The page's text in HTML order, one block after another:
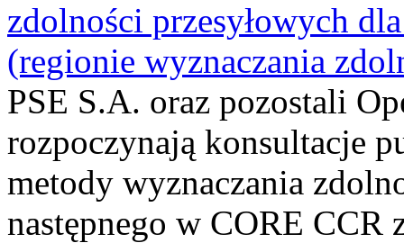
zdolności przesyłowych
(regionie wyznaczania
PSE S.A. oraz pozostali
rozpoczynają konsultacje
metody wyznaczania
następnego w CORE CCR